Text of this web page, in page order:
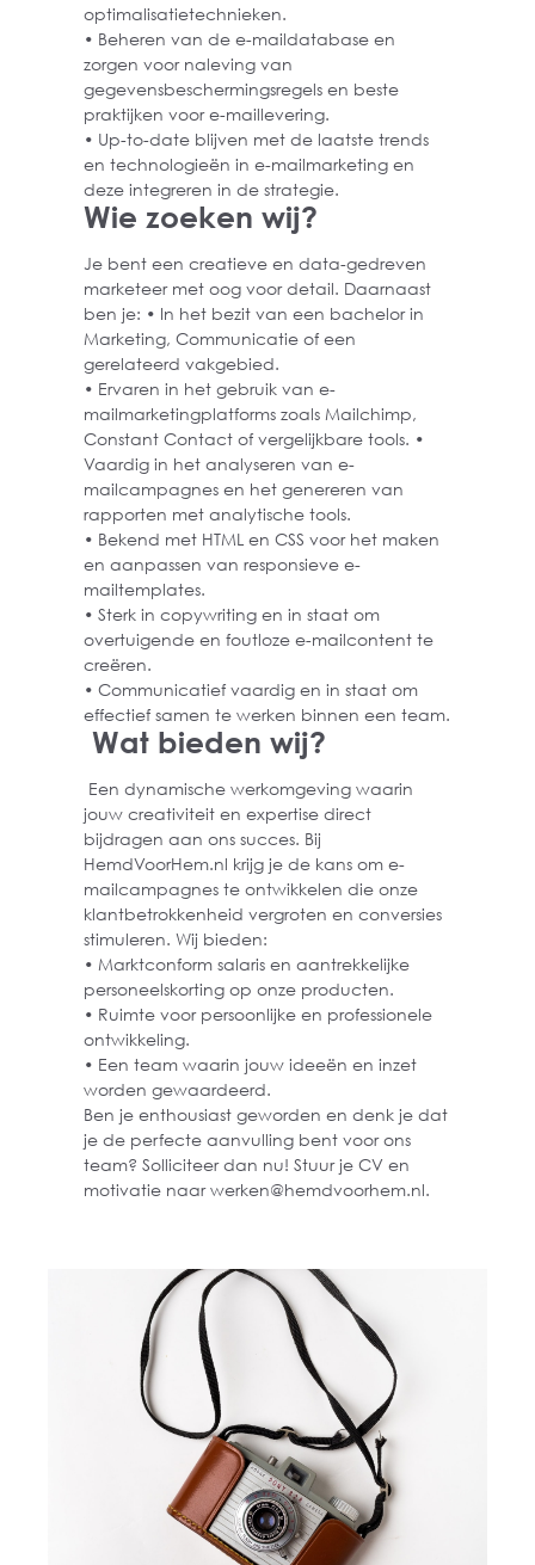
optimalisatietechnieken.
• Beheren van de e-maildatabase en
zorgen voor naleving van
gegevensbeschermingsregels en beste
praktijken voor e-maillevering.
• Up-to-date blijven met de laatste trends
en technologieën in e-mailmarketing en
deze integreren in de strategie.
Wie zoeken wij?
Je bent een creatieve en data-gedreven
marketeer met oog voor detail. Daarnaast
ben je: • In het bezit van een bachelor in
Marketing, Communicatie of een
gerelateerd vakgebied.
• Ervaren in het gebruik van e-
mailmarketingplatforms zoals Mailchimp,
Constant Contact of vergelijkbare tools. •
Vaardig in het analyseren van e-
mailcampagnes en het genereren van
rapporten met analytische tools.
• Bekend met HTML en CSS voor het maken
en aanpassen van responsieve e-
mailtemplates.
• Sterk in copywriting en in staat om
overtuigende en foutloze e-mailcontent te
creëren.
• Communicatief vaardig en in staat om
effectief samen te werken binnen een team.
Wat bieden wij?
Een dynamische werkomgeving waarin
jouw creativiteit en expertise direct
bijdragen aan ons succes. Bij
HemdVoorHem.nl krijg je de kans om e-
mailcampagnes te ontwikkelen die onze
klantbetrokkenheid vergroten en conversies
stimuleren. Wij bieden:
• Marktconform salaris en aantrekkelijke
personeelskorting op onze producten.
• Ruimte voor persoonlijke en professionele
ontwikkeling.
• Een team waarin jouw ideeën en inzet
worden gewaardeerd.
Ben je enthousiast geworden en denk je dat
je de perfecte aanvulling bent voor ons
team? Solliciteer dan nu! Stuur je CV en
motivatie naar werken@hemdvoorhem.nl.